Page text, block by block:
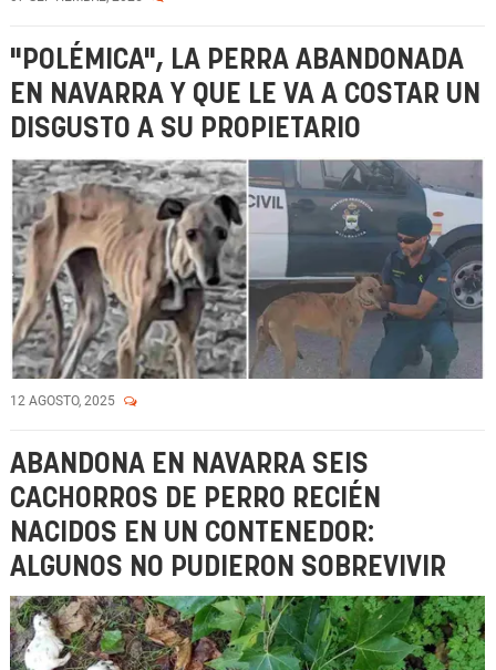
"POLÉMICA", LA PERRA ABANDONADA
EN NAVARRA Y QUE LE VA A COSTAR UN
DISGUSTO A SU PROPIETARIO
12 AGOSTO, 2025
ABANDONA EN NAVARRA SEIS
CACHORROS DE PERRO RECIÉN
NACIDOS EN UN CONTENEDOR:
ALGUNOS NO PUDIERON SOBREVIVIR